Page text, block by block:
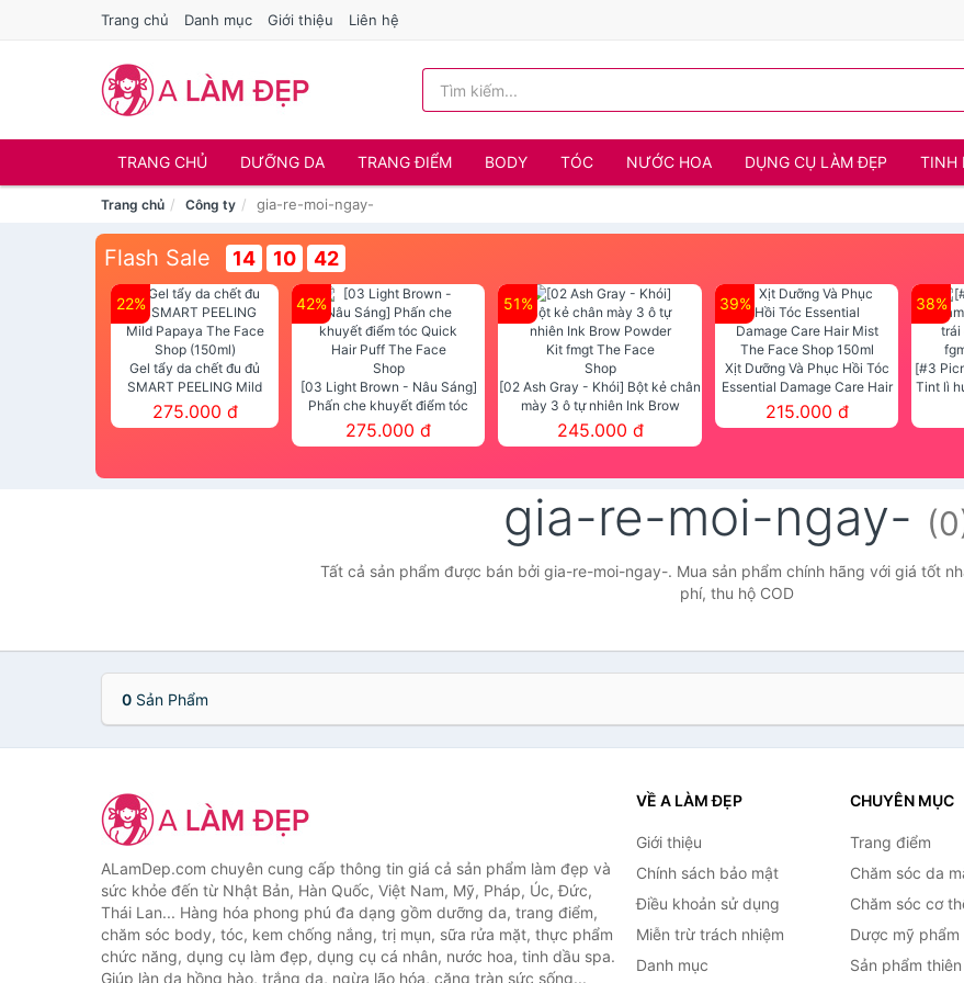
Trang chủ Danh mục Giới thiệu Liên hệ
TRANG CHỦ DƯỠNG DA TRANG ĐIỂM BODY TÓC NƯỚC HOA DỤNG CỤ LÀM ĐẸP TINH
Trang chủ Công ty gia-re-moi-ngay-
Flash Sale 14 10 42
22%
Gel tẩy da chết đu đủ
SMART PEELING Mild
Papaya The Face Shop
(150ml)
275.000 đ
42%
[03 Light Brown - Nâu Sáng]
Phấn che khuyết điểm tóc
Quick Hair Puff The Face Shop
275.000 đ
51%
[02 Ash Gray - Khói] Bột kẻ chân
mày 3 ô tự nhiên Ink Brow
Powder Kit fmgt The Face Shop
245.000 đ
39%
Xịt Dưỡng Và Phục Hồi Tóc
Essential Damage Care Hair
Mist The Face Shop 150ml
215.000 đ
38%
[#3
Tint lì
Tint
gia-re-moi-ngay-
Tất cả sản phẩm được bán bởi gia-re-moi-ngay-. Mua sản phẩm chính hãng với giá tốt
phí, thu hộ COD
0 Sản Phẩm
ALamDep.com chuyên cung cấp thông tin giá cả sản phẩm làm đẹp và
sức khỏe đến từ Nhật Bản, Hàn Quốc, Việt Nam, Mỹ, Pháp, Úc, Đức,
Thái Lan... Hàng hóa phong phú đa dạng gồm dưỡng da, trang điểm,
chăm sóc body, tóc, kem chống nắng, trị mụn, sữa rửa mặt, thực phẩm
chức năng, dụng cụ làm đẹp, dụng cụ cá nhân, nước hoa, tinh dầu spa.
Giúp làn da hồng hào, trắng da, ngừa lão hóa, căng tràn sức sống...
VỀ A LÀM ĐẸP
Giới thiệu
Chính sách bảo mật
Điều khoản sử dụng
Miễn trừ trách nhiệm
Danh mục
CHUYÊN MỤC
Trang điểm
Chăm sóc da
Chăm sóc cơ
Dược mỹ phẩm
Sản phẩm